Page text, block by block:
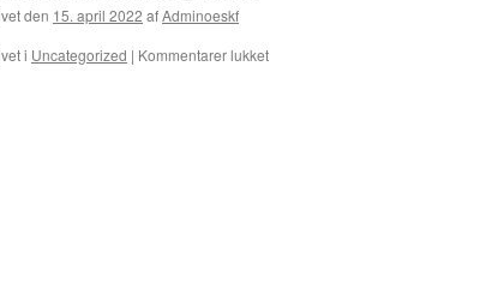
den 15. april 2022 afAdminoeskf
i Uncategorized | Kommentarer lukket